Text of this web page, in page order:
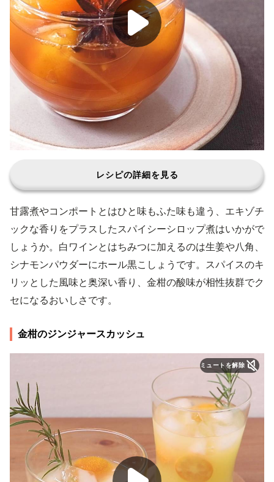
レシピの詳細を見る
甘露煮やコンポートとはひと味もふた味も違う、エキゾチ
ックな香りをプラスしたスパイシーシロップ煮はいかがで
しょうか。白ワインとはちみつに加えるのは生姜や八角、
シナモンパウダーにホール黒こしょうです。スパイスのキ
リッとした風味と奥深い香り、金柑の酸味が相性抜群でク
セになるおいしさです。
金柑のジンジャースカッシュ
ミュートを解除